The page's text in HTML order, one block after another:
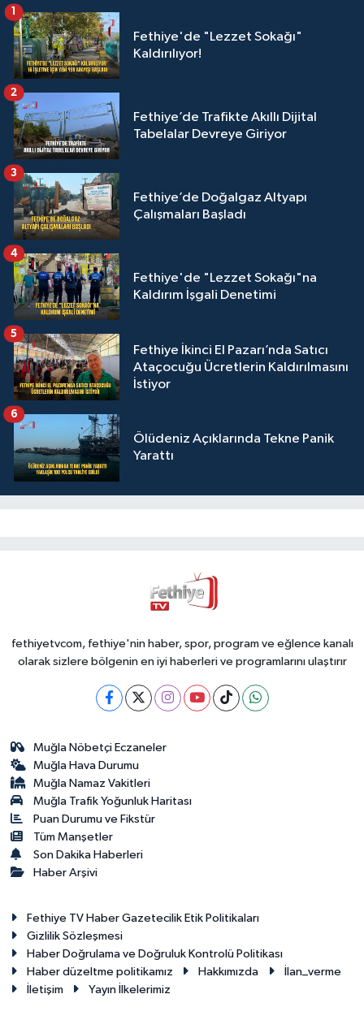
Fethiye'de "Lezzet Sokağı"
Kaldırılıyor!
1
Fethiye’de Trafikte Akıllı Dijital
Tabelalar Devreye Giriyor
2
Fethiye’de Doğalgaz Altyapı
Çalışmaları Başladı
3
Fethiye'de "Lezzet Sokağı"na
Kaldırım İşgali Denetimi
4
Fethiye İkinci El Pazarı’nda Satıcı
Ataçocuğu Ücretlerin Kaldırılmasını
İstiyor
5
Ölüdeniz Açıklarında Tekne Panik
Yarattı
6
fethiyetvcom, fethiye'nin haber, spor, program ve eğlence kanalı
olarak sizlere bölgenin en iyi haberleri ve programlarını ulaştırır
Muğla Nöbetçi Eczaneler
Muğla Hava Durumu
Muğla Namaz Vakitleri
Muğla Trafik Yoğunluk Haritası
Puan Durumu ve Fikstür
Tüm Manşetler
Son Dakika Haberleri
Haber Arşivi
Fethiye TV Haber Gazetecilik Etik Politikaları
Gizlilik Sözleşmesi
Haber Doğrulama ve Doğruluk Kontrolü Politikası
Haber düzeltme politikamız
Hakkımızda
İlan_verme
İletişim
Yayın İlkelerimiz